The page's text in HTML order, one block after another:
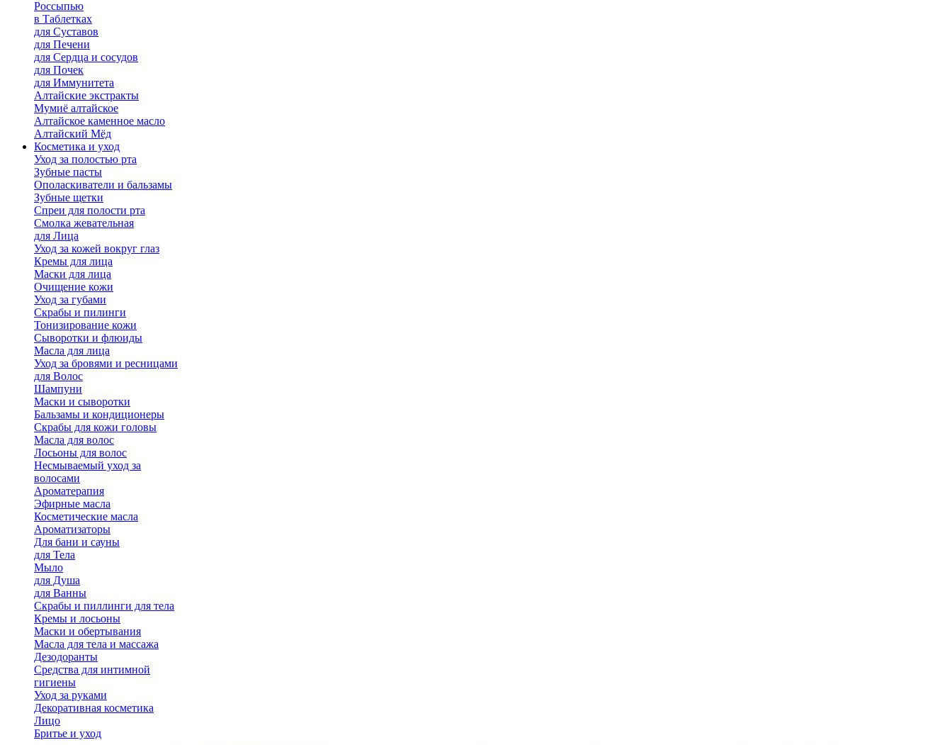
Россыпью
в Таблетках
для Cуставов
для Печени
для Сердца и сосудов
для Почек
для Иммунитета
Алтайские экстракты
Мумиё алтайское
Алтайское каменное масло
Алтайский Мёд
Косметика и уход
Уход за полостью рта
Зубные пасты
Ополаскиватели и бальзамы
Зубные щетки
Спреи для полости рта
Смолка жевательная
для Лица
Уход за кожей вокруг глаз
Кремы для лица
Маски для лица
Очищение кожи
Уход за губами
Скрабы и пилинги
Тонизирование кожи
Сыворотки и флюиды
Масла для лица
Уход за бровями и ресницами
для Волос
Шампуни
Маски и сыворотки
Бальзамы и кондиционеры
Скрабы для кожи головы
Масла для волос
Лосьоны для волос
Несмываемый уход за
волосами
Ароматерапия
Эфирные масла
Косметические масла
Ароматизаторы
Для бани и сауны
для Тела
Мыло
для Душа
для Ванны
Скрабы и пиллинги для тела
Кремы и лосьоны
Маски и обертывания
Масла для тела и массажа
Дезодоранты
Средства для интимной
гигиены
Уход за руками
Декоративная косметика
Лицо
Бритье и уход